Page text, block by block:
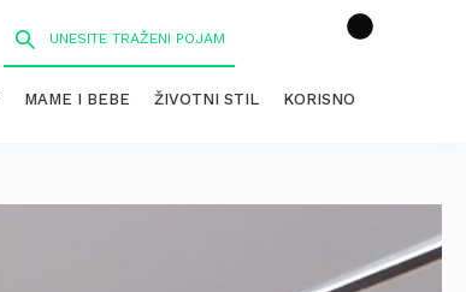
MAME I BEBE ŽIVOTNI STIL KORISNO